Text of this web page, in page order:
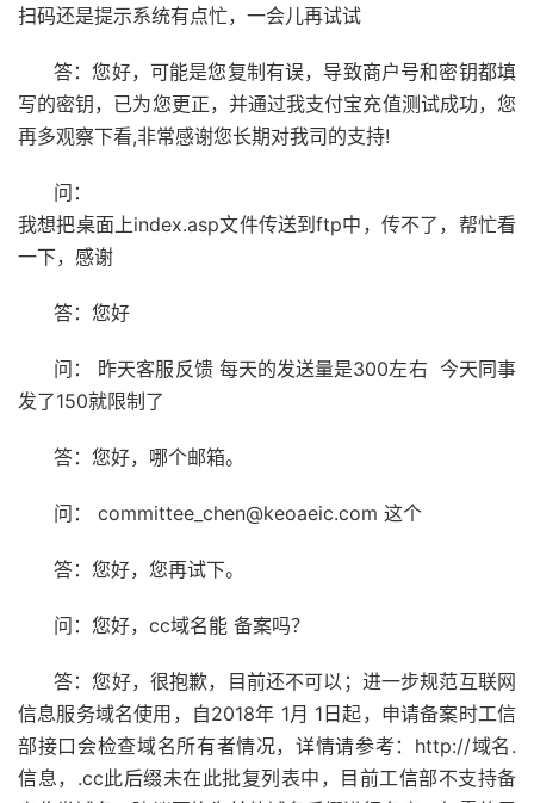
扫码还是提示系统有点忙，一会儿再试试
答：您好，可能是您复制有误，导致商户号和密钥都填
写的密钥，已为您更正，并通过我支付宝充值测试成功，您
再多观察下看,非常感谢您长期对我司的支持!
问：
我想把桌面上index.asp文件传送到ftp中，传不了，帮忙看
一下，感谢
答：您好
问： 昨天客服反馈 每天的发送量是300左右 今天同事
发了150就限制了
答：您好，哪个邮箱。
问： committee_chen@keoaeic.com 这个
答：您好，您再试下。
问：您好，cc域名能 备案吗？
答：您好，很抱歉，目前还不可以；进一步规范互联网
信息服务域名使用，自2018年 1月 1日起，申请备案时工信
部接口会检查域名所有者情况，详情请参考：http://域名.
信息，.cc此后缀未在此批复列表中，目前工信部不支持备